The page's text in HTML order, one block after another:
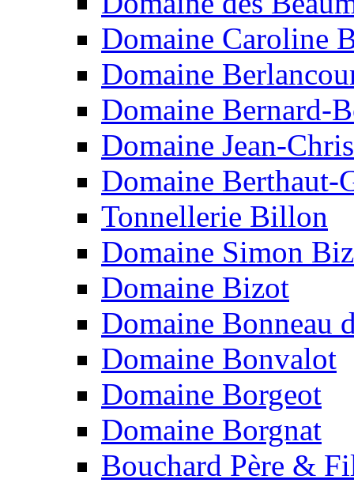
Domaine Caroline
Domaine
Domaine Bernard-
Domaine Jean-
Domaine Berthaut-
Tonnellerie Billon
Domaine Simon
Domaine Bizot
Domaine Bonneau
Domaine Bonvalot
Domaine Borgeot
Domaine Borgnat
Bouchard Père &